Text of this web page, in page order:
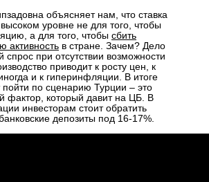
объясняет нам, что ставка
уровне не для того, чтобы
а для того, чтобы сбить
активность в стране. Зачем? Дело
спрос при отсутствии возможности
приводит к росту цен, к
и к гиперинфляции. В итоге
по сценарию Турции – это
фактор, который давит на ЦБ. В
инвесторам стоит обратить
депозиты под 16-17%.